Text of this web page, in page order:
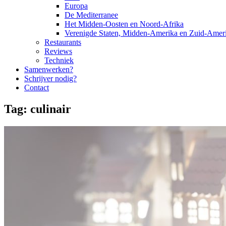
Europa
De Mediterranee
Het Midden-Oosten en Noord-Afrika
Verenigde Staten, Midden-Amerika en Zuid-
Restaurants
Reviews
Techniek
Samenwerken?
Schrijver nodig?
Contact
Tag: culinair